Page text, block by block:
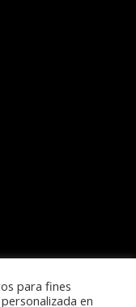
para fines
en